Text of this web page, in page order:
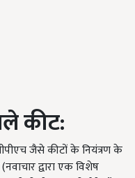
कीट:
जैसे कीटों के नियंत्रण के
द्वारा एक विशेष